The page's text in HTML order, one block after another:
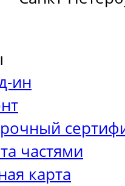
ин
частями
карта